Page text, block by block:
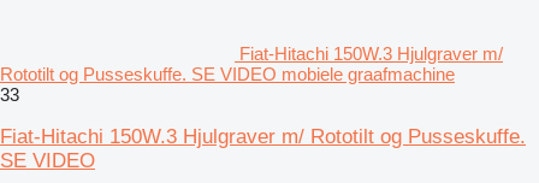
Fiat-Hitachi 150W.3 Hjulgraver m/
Rototilt og Pusseskuffe. SE VIDEO mobiele graafmachine
33
Fiat-Hitachi 150W.3 Hjulgraver m/ Rototilt og Pusseskuffe.
SE VIDEO